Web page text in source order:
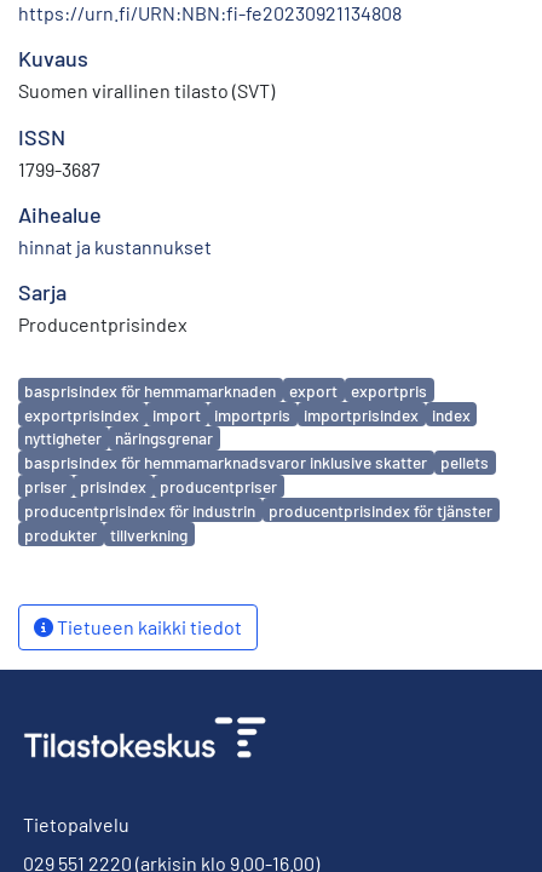
https://urn.fi/URN:NBN:fi-fe20230921134808
Kuvaus
Suomen virallinen tilasto (SVT)
ISSN
1799-3687
Aihealue
hinnat ja kustannukset
Sarja
Producentprisindex
Avainsanat
basprisindex för hemmamarknaden export
exportpris
exportprisindex
import importpris importprisindex
index
nyttigheter
näringsgrenar
basprisindex för hemmamarknadsvaror inklusive skatter
pellets
priser
prisindex
producentpriser
producentprisindex för industrin
producentprisindex för tjänster
produkter
tillverkning
Tietueen kaikki tiedot
Tietopalvelu
029 551 2220 (arkisin klo 9.00-16.00)